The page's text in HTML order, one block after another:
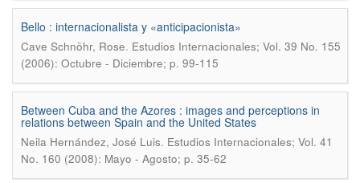
Bello : internacionalista y «anticipacionista»
Cave Schnöhr, Rose. Estudios Internacionales; Vol. 39 No. 155
(2006): Octubre - Diciembre; p. 99-115
Between Cuba and the Azores : images and perceptions in
relations between Spain and the United States
Neila Hernández, José Luis. Estudios Internacionales; Vol. 41
No. 160 (2008): Mayo - Agosto; p. 35-62